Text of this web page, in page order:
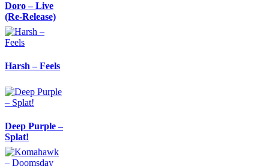
Doro – Live
(Re-Release)
Harsh – Feels
Deep Purple –
Splat!